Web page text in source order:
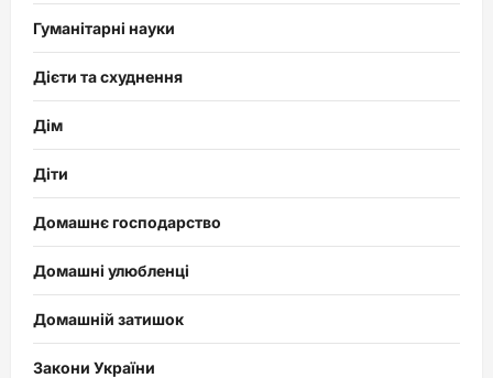
Гуманітарні науки
Дієти та схуднення
Дім
Діти
Домашнє господарство
Домашні улюбленці
Домашній затишок
Закони України